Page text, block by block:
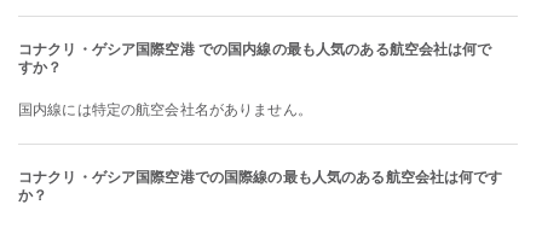
コナクリ・ゲシア国際空港 での国内線の最も人気のある航空会社は何で
すか？
国内線には特定の航空会社名がありません。
コナクリ・ゲシア国際空港での国際線の最も人気のある航空会社は何です
か？